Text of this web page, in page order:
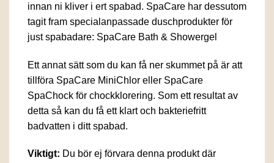
innan ni kliver i ert spabad. SpaCare har dessutom
tagit fram specialanpassade duschprodukter för
just spabadare: SpaCare Bath & Showergel
Ett annat sätt som du kan få ner skummet på är att
tillföra SpaCare MiniChlor eller SpaCare
SpaChock för chockklorering. Som ett resultat av
detta så kan du få ett klart och bakteriefritt
badvatten i ditt spabad.
Viktigt: Du bör ej förvara denna produkt där